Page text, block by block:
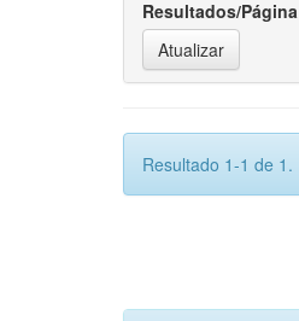
Resultados/Página
Resultado 1-1 de 1.